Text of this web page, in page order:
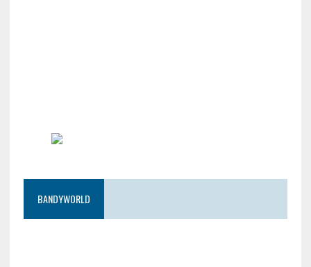
BANDYWORLD